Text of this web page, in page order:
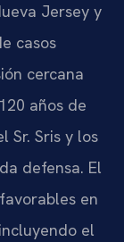
Jersey y
casos
cercana
años de
Sr. Sris y los
defensa. El
en
el